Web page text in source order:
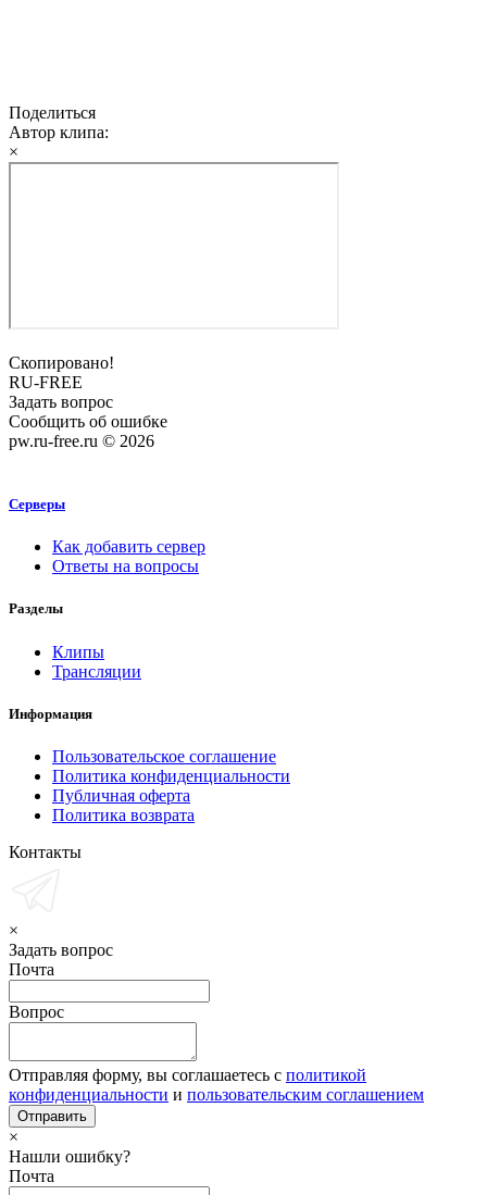
Поделиться
Автор клипа:
×
Скопировано!
RU-FREE
Задать вопрос
Сообщить об ошибке
pw.ru-free.ru © 2026
Серверы
Как добавить сервер
Ответы на вопросы
Разделы
Клипы
Трансляции
Информация
Пользовательское соглашение
Политика конфиденциальности
Публичная оферта
Политика возврата
Контакты
×
Задать вопрос
Почта
Вопрос
Отправляя форму, вы соглашаетесь с политикой
конфиденциальности и пользовательским соглашением
×
Нашли ошибку?
Почта